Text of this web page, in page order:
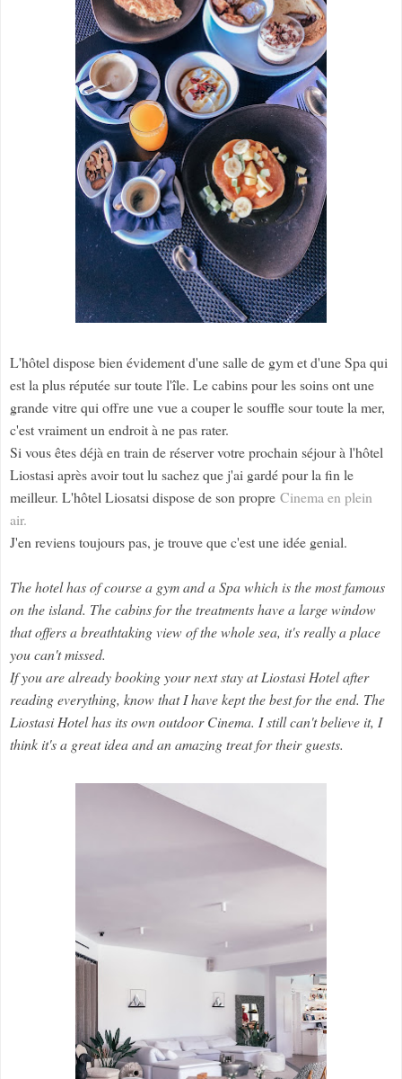
L'hôtel dispose bien évidement d'une salle de gym et d'une Spa qui
est la plus réputée sur toute l'île. Le cabins pour les soins ont une
grande vitre qui offre une vue a couper le souffle sour toute la mer,
c'est vraiment un endroit à ne pas rater.
Si vous êtes déjà en train de réserver votre prochain séjour à l'hôtel
Liostasi après avoir tout lu sachez que j'ai gardé pour la fin le
meilleur. L'hôtel Liosatsi dispose de son propre Cinema en plein
air.
J'en reviens toujours pas, je trouve que c'est une idée genial.
The hotel has of course a gym and a Spa which is the most famous
on the island. The cabins for the treatments have a large window
that offers a breathtaking view of the whole sea, it's really a place
you can't missed.
If you are already booking your next stay at Liostasi Hotel after
reading everything, know that I have kept the best for the end. The
Liostasi Hotel has its own outdoor Cinema. I still can't believe it, I
think it's a great idea and an amazing treat for their guests.